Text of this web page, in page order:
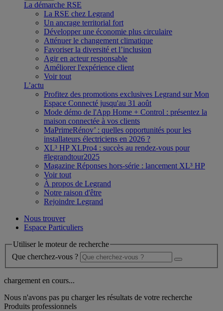
La démarche RSE
La RSE chez Legrand
Un ancrage territorial fort
Développer une économie plus circulaire
Atténuer le changement climatique
Favoriser la diversité et l’inclusion
Agir en acteur responsable
Améliorer l'expérience client
Voir tout
L’actu
Profitez des promotions exclusives Legrand sur Mon
Espace Connecté jusqu'au 31 août
Mode démo de l'App Home + Control : présentez la
maison connectée à vos clients
MaPrimeRénov’ : quelles opportunités pour les
installateurs électriciens en 2026 ?
XL³ HP XLPro4 : succès au rendez-vous pour
#legrandtour2025
Magazine Réponses hors-série : lancement XL³ HP
Voir tout
À propos de Legrand
Notre raison d'être
Rejoindre Legrand
Nous trouver
Espace Particuliers
Utiliser le moteur de recherche
Que cherchez-vous ?
chargement en cours...
Nous n'avons pas pu charger les résultats de votre recherche
Produits professionnels